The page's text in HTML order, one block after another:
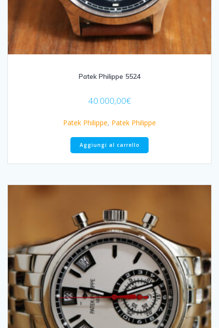
Patek Philippe 5524
40.000,00€
Patek Philippe, Patek Philippe
Aggiungi al carrello